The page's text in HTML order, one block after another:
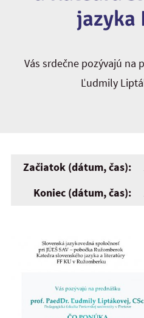
jazyka
Vás srdečne pozývajú na
Ľudmily
Začiatok (dátum, čas):
Koniec (dátum, čas):